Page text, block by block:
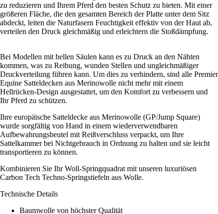
zu reduzieren und Ihrem Pferd den besten Schutz zu bieten. Mit einer
größeren Fläche, die den gesamten Bereich der Platte unter dem Sitz
abdeckt, leiten die Naturfasern Feuchtigkeit effektiv von der Haut ab,
verteilen den Druck gleichmäßig und erleichtern die Stoßdämpfung.
Bei Modellen mit hellen Säulen kann es zu Druck an den Nähten
kommen, was zu Reibung, wunden Stellen und ungleichmäßiger
Druckverteilung führen kann. Um dies zu verhindern, sind alle Premier
Equine Satteldecken aus Merinowolle nicht mehr mit einem
Hellrücken-Design ausgestattet, um den Komfort zu verbessern und
Ihr Pferd zu schützen.
Ihre europäische Satteldecke aus Merinowolle (GP/Jump Square)
wurde sorgfältig von Hand in einem wiederverwendbaren
Aufbewahrungsbeutel mit Reißverschluss verpackt, um Ihre
Sattelkammer bei Nichtgebrauch in Ordnung zu halten und sie leicht
transportieren zu können.
Kombinieren Sie Ihr Woll-Springquadrat mit unseren luxuriösen
Carbon Tech Techno-Springstiefeln aus Wolle.
Technische Details
Baumwolle von höchster Qualität